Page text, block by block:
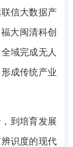
信大数据产
大闽清科创
域完成无人
成传统产业
到培育发展
识度的现代